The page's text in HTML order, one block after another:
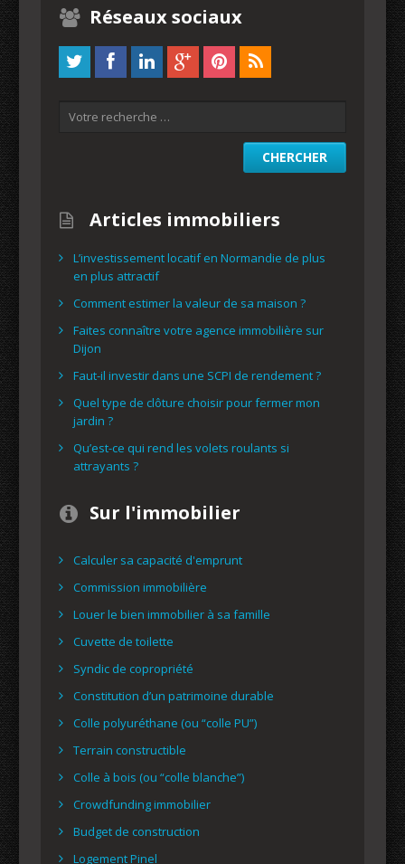
Réseaux sociaux
Articles immobiliers
L’investissement locatif en Normandie de plus
en plus attractif
Comment estimer la valeur de sa maison ?
Faites connaître votre agence immobilière sur
Dijon
Faut-il investir dans une SCPI de rendement ?
Quel type de clôture choisir pour fermer mon
jardin ?
Qu’est-ce qui rend les volets roulants si
attrayants ?
Sur l'immobilier
Calculer sa capacité d'emprunt
Commission immobilière
Louer le bien immobilier à sa famille
Cuvette de toilette
Syndic de copropriété
Constitution d’un patrimoine durable
Colle polyuréthane (ou “colle PU”)
Terrain constructible
Colle à bois (ou “colle blanche”)
Crowdfunding immobilier
Budget de construction
Logement Pinel